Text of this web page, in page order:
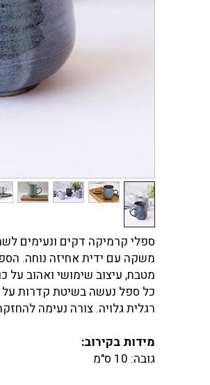
משקה עם ידית אחיזה נוחה.
מטבח, עיצוב שימושי ואהוב על
כל ספל נעשה בשיטת קדרות על
רגלית גלויה. צורה נעימה
מידות בקירוב:
גובה: 10 ס"מ